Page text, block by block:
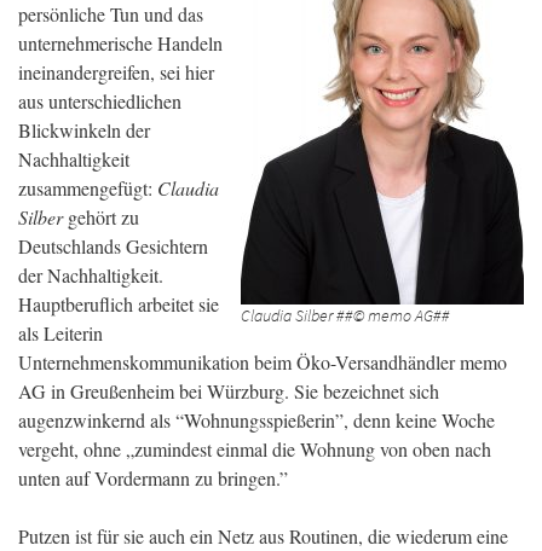
Claudia Silber ##© memo AG##
persönliche Tun und das
unternehmerische Handeln
ineinandergreifen, sei hier
aus unterschiedlichen
Blickwinkeln der
Nachhaltigkeit
zusammengefügt: Claudia
Silbergehört zu
Deutschlands Gesichtern
der Nachhaltigkeit.
Hauptberuflich arbeitet sie
als Leiterin
Unternehmenskommunikation beim Öko-Versandhändler memo
AG in Greußenheim bei Würzburg. Sie bezeichnet sich
augenzwinkernd als “Wohnungsspießerin”, denn keine Woche
vergeht, ohne „zumindest einmal die Wohnung von oben nach
unten auf Vordermann zu bringen.”
Putzen ist für sie auch ein Netz aus Routinen, die wiederum eine